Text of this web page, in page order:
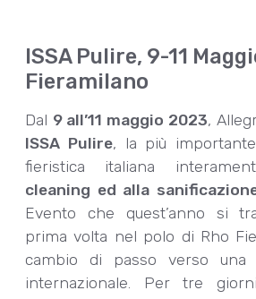
ISSA Pulire, 9-11
Fieramilano
Dal 9 all’11 maggio 2023,
ISSA Pulire, la più
fieristica italiana
cleaning ed alla
Evento che quest’anno si
prima volta nel polo di Rho
cambio di passo verso una
internazionale. Per tre